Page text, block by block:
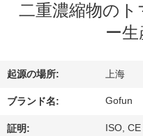
ビ
オ
二重濃縮物の
ー
起源の場所: 上海
ブランド名: Gofun
証明: ISO,